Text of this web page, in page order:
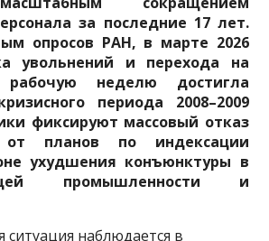
за последние 17 лет.
опросов РАН, в марте 2026
увольнений и перехода на
рабочую неделю достигла
периода 2008–2009
фиксируют массовый отказ
от планов по индексации
ухудшения конъюнктуры в
промышленности и
ситуация наблюдается в